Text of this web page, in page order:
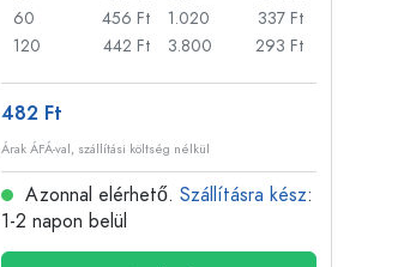
60
456 Ft
120
442 Ft
1.020
337 Ft
3.800
293 Ft
482 Ft
Árak ÁFÁ-val, szállítási költség nélkül
Azonnal elérhető. Szállításra kész:
1-2 napon belül